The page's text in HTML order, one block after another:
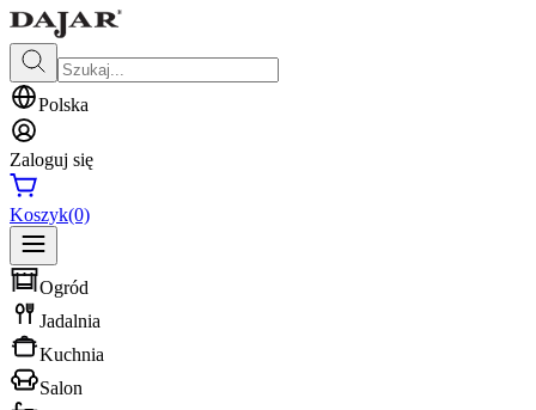
Polska
Zaloguj się
Koszyk(0)
Ogród
Jadalnia
Kuchnia
Salon